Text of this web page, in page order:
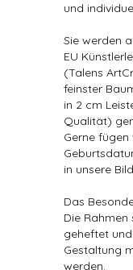
und
Sie werden
EU
(Talens
feinster
in 2 cm
Qualität)
Gerne
in unsere
Das
Die
geheftet
Gestaltung
werden.